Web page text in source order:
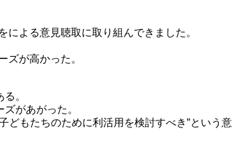
よる意見聴取に取り組んできました。
ズが高かった。
る。
ズがあがった。
どもたちのために利活用を検討すべき”という意